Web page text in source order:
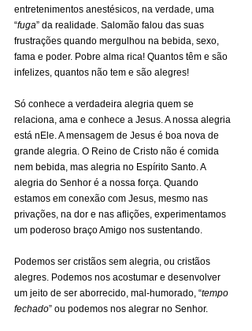
entretenimentos anestésicos, na verdade, uma
“fuga” da realidade. Salomão falou das suas
frustrações quando mergulhou na bebida, sexo,
fama e poder. Pobre alma rica! Quantos têm e são
infelizes, quantos não tem e são alegres!
Só conhece a verdadeira alegria quem se
relaciona, ama e conhece a Jesus. A nossa alegria
está nEle. A mensagem de Jesus é boa nova de
grande alegria. O Reino de Cristo não é comida
nem bebida, mas alegria no Espírito Santo. A
alegria do Senhor é a nossa força. Quando
estamos em conexão com Jesus, mesmo nas
privações, na dor e nas aflições, experimentamos
um poderoso braço Amigo nos sustentando.
Podemos ser cristãos sem alegria, ou cristãos
alegres. Podemos nos acostumar e desenvolver
um jeito de ser aborrecido, mal-humorado, “tempo
fechado” ou podemos nos alegrar no Senhor.